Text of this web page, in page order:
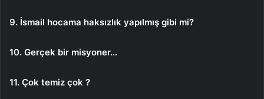
9. İsmail hocama haksızlık yapılmış gibi mi?
10. Gerçek bir misyoner…
11. Çok temiz çok ?